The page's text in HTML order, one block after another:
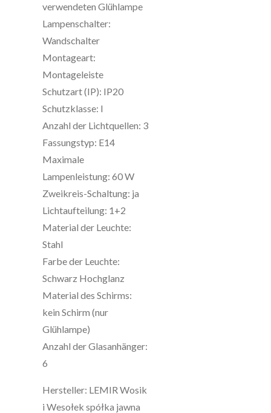
verwendeten Glühlampe
Lampenschalter:
Wandschalter
Montageart:
Montageleiste
Schutzart (IP): IP20
Schutzklasse: I
Anzahl der Lichtquellen: 3
Fassungstyp: E14
Maximale
Lampenleistung: 60 W
Zweikreis-Schaltung: ja
Lichtaufteilung: 1+2
Material der Leuchte:
Stahl
Farbe der Leuchte:
Schwarz Hochglanz
Material des Schirms:
kein Schirm (nur
Glühlampe)
Anzahl der Glasanhänger:
6
Hersteller: LEMIR Wosik
i Wesołek spółka jawna